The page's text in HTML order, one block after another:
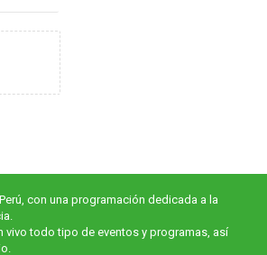
con una programación dedicada a la
vivo todo tipo de eventos y programas, así